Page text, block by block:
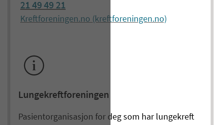
21 49 49 21
Kreftforeningen.no (kreftforeningen.no)
Lungekreftforeningen
Pasientorganisasjon for deg som har lungekreft